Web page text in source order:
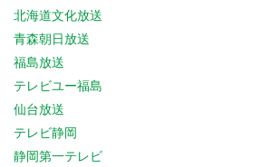
北海道文化放送
青森朝日放送
福島放送
テレビユー福島
仙台放送
テレビ静岡
静岡第一テレビ